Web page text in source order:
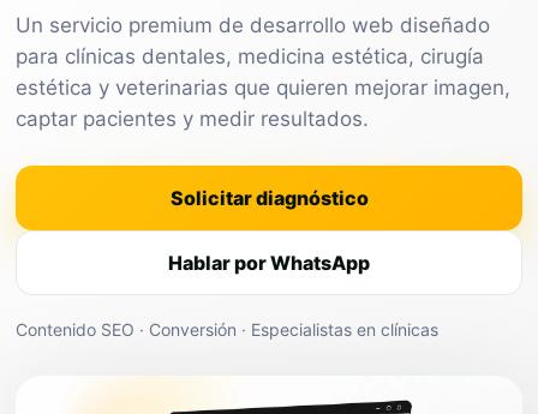
Un servicio premium de desarrollo web diseñado
para clínicas dentales, medicina estética, cirugía
estética y veterinarias que quieren mejorar imagen,
captar pacientes y medir resultados.
Solicitar diagnóstico
Hablar por WhatsApp
Contenido SEO · Conversión · Especialistas en clínicas